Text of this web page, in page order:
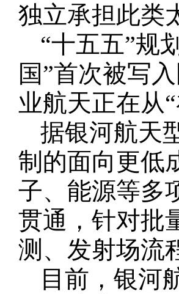
独立承担此类
“十五五”规
国”首次被写
业航天正在从
据银河航天
制的面向更低
子、能源等多
贯通，针对批
测、发射场流
目前，银河